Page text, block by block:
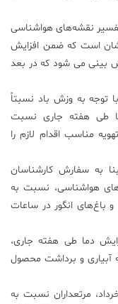
تفسیر نقشه‌های هواشناسی
است که ضمن افزایش
بینی می شود که در بعد
توجه به وزش باد نسبتاً
طی هفته جاری نسبت
مناسب اقدام لازم را
به سفارش کارشناسان
هواشناسی، نسبت به
باغ‌های انگور در ساعات
دما طی هفته جاری،
و برداشت محصول
مرتعداران نسبت به